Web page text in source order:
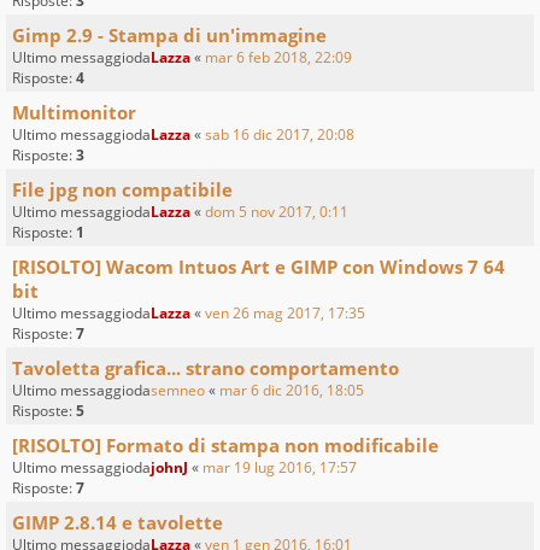
Gimp 2.9 - Stampa di un'immagine
Ultimo messaggiodaLazza« mar 6 feb 2018, 22:09
Risposte:4
Multimonitor
Ultimo messaggiodaLazza«sab 16 dic 2017, 20:08
Risposte:3
File jpg non compatibile
Ultimo messaggiodaLazza«dom 5 nov 2017, 0:11
Risposte: 1
[RISOLTO] Wacom Intuos Art e GIMP con Windows 7 64
bit
Ultimo messaggiodaLazza«ven 26 mag 2017, 17:35
Risposte:7
Tavoletta grafica... strano comportamento
Ultimo messaggiodasemneo« mar 6 dic 2016, 18:05
Risposte:5
[RISOLTO] Formato di stampa non modificabile
Ultimo messaggiodajohnJ « mar 19 lug 2016, 17:57
Risposte:7
GIMP 2.8.14 e tavolette
Ultimo messaggiodaLazza«ven 1 gen 2016, 16:01